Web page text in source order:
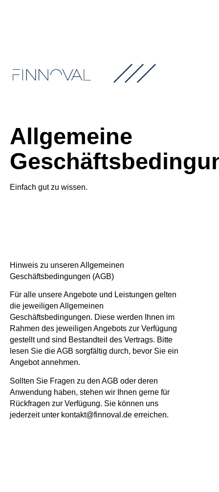
Allgemeine
Einfach gut zu wissen.
Hinweis zu unseren Allgemeinen
Geschäftsbedingungen (AGB)
Für alle unsere Angebote und Leistungen gelten
die jeweiligen Allgemeinen
Geschäftsbedingungen. Diese werden Ihnen im
Rahmen des jeweiligen Angebots zur Verfügung
gestellt und sind Bestandteil des Vertrags. Bitte
lesen Sie die AGB sorgfältig durch, bevor Sie ein
Angebot annehmen.
Sollten Sie Fragen zu den AGB oder deren
Anwendung haben, stehen wir Ihnen gerne für
Rückfragen zur Verfügung. Sie können uns
jederzeit unter kontakt@finnoval.de erreichen.